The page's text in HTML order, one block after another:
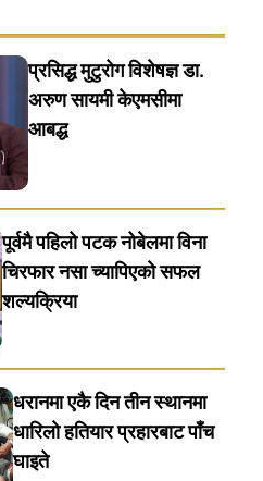
प्रसिद्ध मुटुरोग विशेषज्ञ डा.
अरुण सायमी केएमसीमा
आबद्ध
पूर्वमै पहिलो पटक नोबेलमा विना
चिरफार नसा च्यापिएको सफल
शल्यक्रिया
धरानमा एकै दिन तीन स्थानमा
धारिलाे हतियार प्रहारबाट पाँच
घाइते